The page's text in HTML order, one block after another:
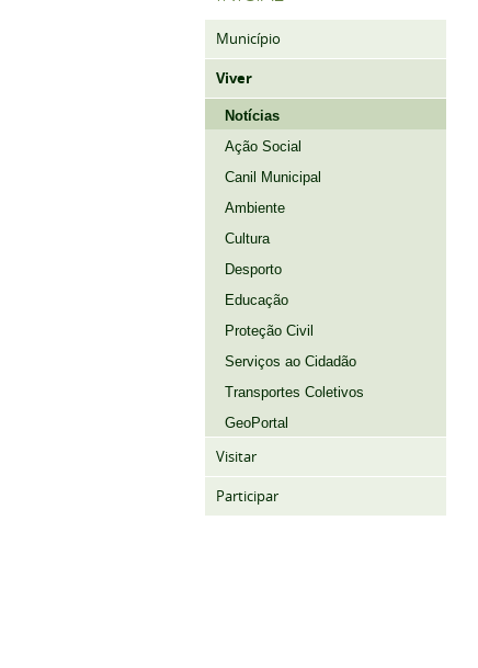
Município
Viver
Notícias
Ação Social
Canil Municipal
Ambiente
Cultura
Desporto
Educação
Proteção Civil
Serviços ao Cidadão
Transportes Coletivos
GeoPortal
Visitar
Participar